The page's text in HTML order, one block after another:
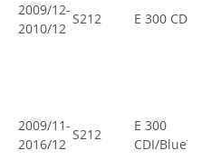
2009/12-
2010/12
S212 E 300 CDI
2009/11-
2016/12
S212
E 300
CDI/